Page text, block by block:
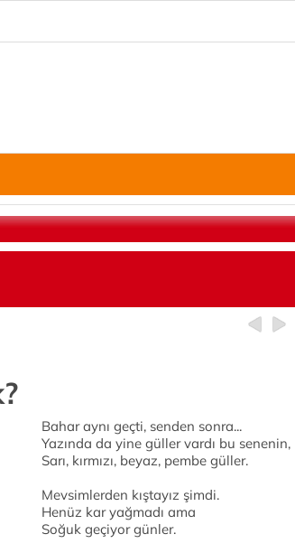
Bahar aynı geçti, senden sonra...
Yazında da yine güller vardı bu senenin,
Sarı, kırmızı, beyaz, pembe güller.
Mevsimlerden kıştayız şimdi.
Henüz kar yağmadı ama
Soğuk geçiyor günler.